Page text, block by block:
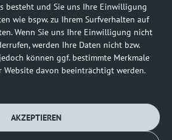
besteht und Sie uns Ihre Einwilligung
wie bspw. zu Ihrem Surfverhalten auf
Wenn Sie uns Ihre Einwilligung nicht
werden Ihre Daten nicht bzw.
können ggf. bestimmte Merkmale
Website davon beeinträchtigt werden.
AKZEPTIEREN
10